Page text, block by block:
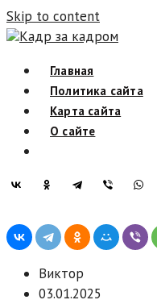
Skip to content
Кадр за кадром
Главная
Политика сайта
Карта сайта
О сайте
Виктор
03.01.2025